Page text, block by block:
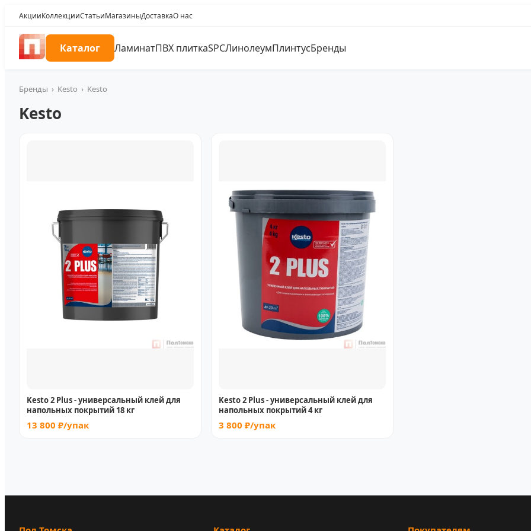
АкцииКоллекцииСтатьиМагазиныДоставкаО нас
Каталог ЛаминатПВХ плиткаSPCЛинолеумПлинтусБренды
Бренды › Kesto › Kesto
Kesto
Kesto 2 Plus - универсальный клей для
напольных покрытий 18 кг
13 800 ₽/упак
Kesto 2 Plus - универсальный клей для
напольных покрытий 4 кг
3 800 ₽/упак